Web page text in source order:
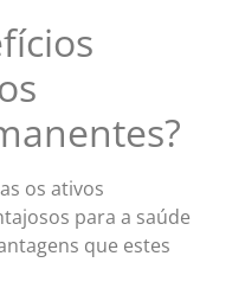
os ativos
para a saúde
que estes